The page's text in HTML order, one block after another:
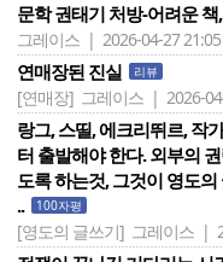
문학 권태기 처방-어려운 책
그레이스 | 2026-04-27 21:05
연매장된 진실 리뷰
[연매장] 그레이스 | 2026-
랑그, 스띨, 에크리뛰르, 작
터 출발해야 한다. 외부의
도록 하는것, 그것이 영도
..
100자평
[영도의 글쓰기] 그레이스 |